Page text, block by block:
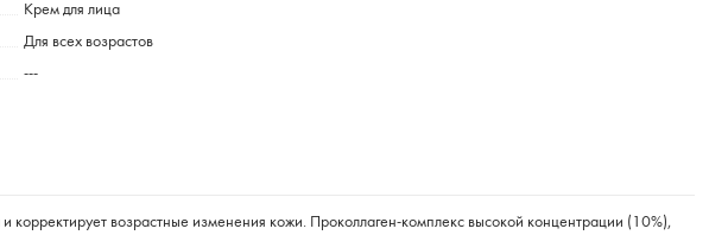
Крем для лица
Для всех возрастов
---
возрастные изменения кожи. Проколлаген-комплекс высокой концентрации (10%),